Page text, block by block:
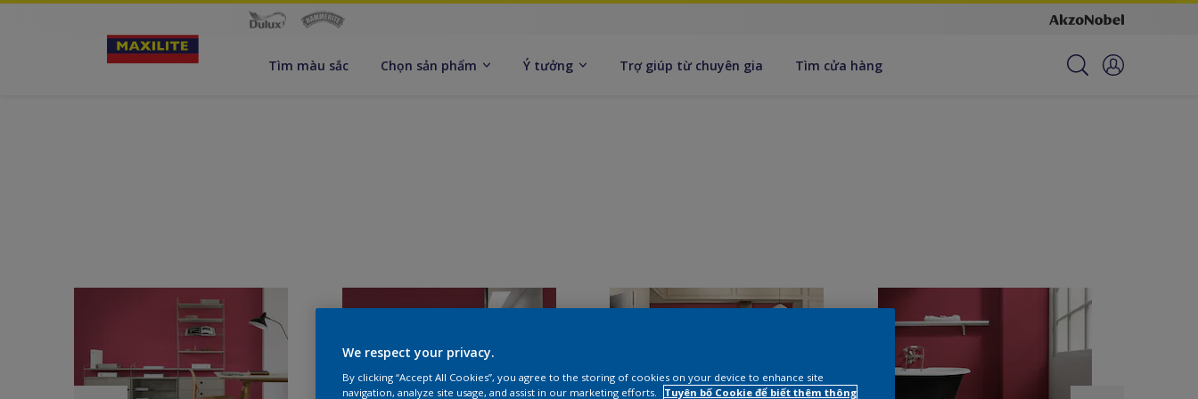
Tìm màu sắc Chọn sản phẩm Ý tưởng Trợ giúp từ chuyên gia Tìm cửa hàng
We respect your privacy.
By clicking “Accept All Cookies”, you agree to the storing of cookies on your device to enhance site
navigation, analyze site usage, and assist in our marketing efforts.
Tuyên bố Cookie để biết thêm thông